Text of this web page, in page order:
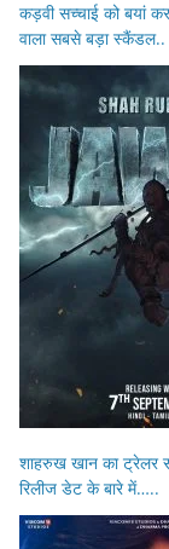
कड़वी सच्चाई को बयां
वाला सबसे बड़ा स्कैंडल..
शाहरुख खान का ट्रेलर
रिलीज डेट के बारे में…..